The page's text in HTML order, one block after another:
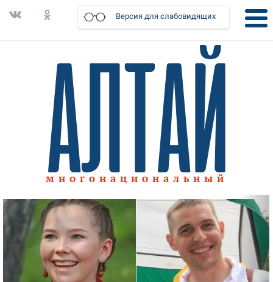
Версия для слабовидящих
многонациональный